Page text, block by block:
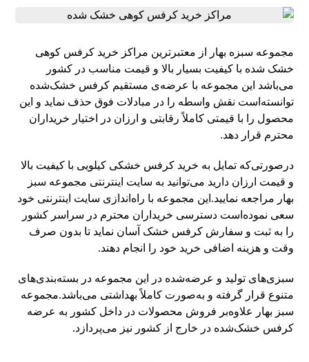
مجموعه سبزه بهار از معتبرترین مراکز خرید کرفس کوهی
خشک شده با کیفیت بسیار بالا و قیمت مناسب در کشور
می‌باشد این مجموعه با عرضه‌ی مستقیم کرفس خشک‌شده
توانسته‌است نقش واسطه را در مبادلات فوق حذف نماید و این
محصول را با قیمتی کاملاً رقابتی و ارزان در اختیار خریداران
محترم قرار دهد.
درصورتی‌که تمایل به خرید کرفس خشکی کیلویی با کیفیت بالا
و قیمت ارزان دارید می‌توانید به سایت اینترنتی مجموعه سبز
بهار مراجعه نمایید.این مجموعه با راه‌اندازی سایت اینترنتی خود
سعی نموده‌است دسترسی خریداران محترم در سراسر کشور
را به ثبت و سفارش کرفس خشک آسان نماید تا بدون صرف
وقت و هزینه اضافی خرید خود را انجام دهند.
سبزی‌های تولید و عرضه‌شده در این مجموعه در بسته‌بندی‌های
متنوع قرار گرفته و به‌صورت کاملاً بهداشتی می‌باشد.مجموعه
سبز بهار علاوه‌بر فروش محصولات در داخل کشور به عرضه
کرفس خشک‌شده در خارج از کشور نیز می‌پردازد.